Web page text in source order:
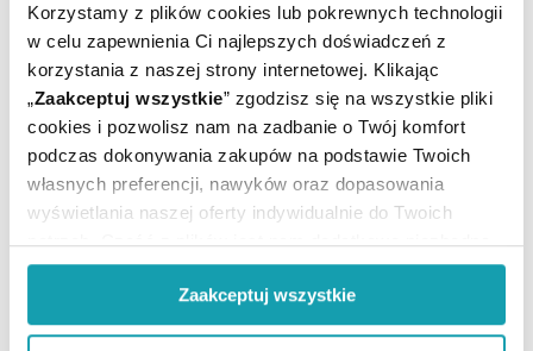
Korzystamy z plików cookies lub pokrewnych technologii
w celu zapewnienia Ci najlepszych doświadczeń z
korzystania z naszej strony internetowej. Klikając
„Zaakceptuj wszystkie” zgodzisz się na wszystkie pliki
cookies i pozwolisz nam na zadbanie o Twój komfort
podczas dokonywania zakupów na podstawie Twoich
własnych preferencji, nawyków oraz dopasowania
wyświetlania naszej oferty indywidualnie do Twoich
potrzeb. Część z plików jest nam dodatkowo niezbędna
do prawidłowego działania Portalu oraz jego
funkcjonalności. W zależności od funkcji, dane o tym jak
korzystasz z naszej witryny będą również przekazywane
Zaakceptuj wszystkie
którykolwiek składnik produktu.
Produkt tylko do użytku zewnętrznego.
Unikać kontaktu z oczami.
Adres producenta
Laboratoire SVR (SVR Group),
Zac de la Tremblaie, 2 Rue de la Mare À Blot,
91220 Le Plessis-Pâté,
Francja,
fr.svr.com
Podmiot odpowiedzialny